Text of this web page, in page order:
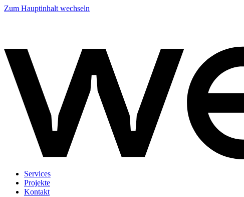
Zum Hauptinhalt wechseln
Services
Projekte
Kontakt